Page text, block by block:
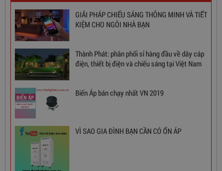
Ổn Áp 1 Pha SH 5000 II NEW 2020
3,380,000
GIẢI PHÁP CHIẾU SÁNG THÔNG MINH VÀ TIẾT
KIỆM CHO NGÔI NHÀ BẠN
Thành Phát: phân phối sỉ hàng đầu về dây cáp
điện, thiết bị điện và chiếu sáng tại Việt Nam
Biến Áp bán chạy nhất VN 2019
VÌ SAO GIA ĐÌNH BẠN CẦN CÓ ỔN ÁP